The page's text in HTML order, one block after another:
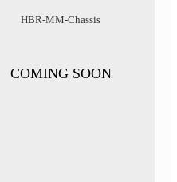
HBR-MM-Chassis
COMING SOON